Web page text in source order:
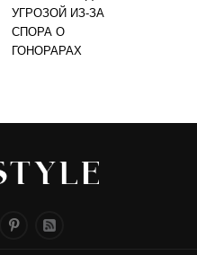
УГРОЗОЙ ИЗ-ЗА
СПОРА О
ГОНОРАРАХ